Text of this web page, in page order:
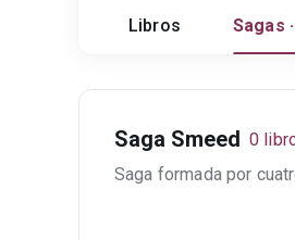
Libros Sagas
Saga Smeed 0
Saga formada por